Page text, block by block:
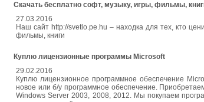
Скачать бесплатно софт, музыку, игры, фильмы,
27.03.2016
Наш сайт http://svetlo.pe.hu – находка для тех, кто
фильмы, книги
Куплю лицензионные программы Microsoft
29.02.2016
Куплю лицензионное программное обеспечение
новое или б/у программное обеспечение.
Windows Server 2003, 2008, 2012. Мы покупаем